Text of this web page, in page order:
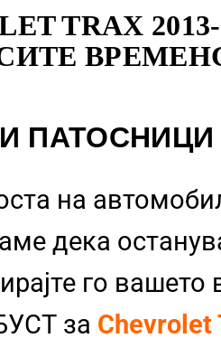
TRAX
ПАТОСНИЦИ
на
дека
го вашето
за Chevrolet